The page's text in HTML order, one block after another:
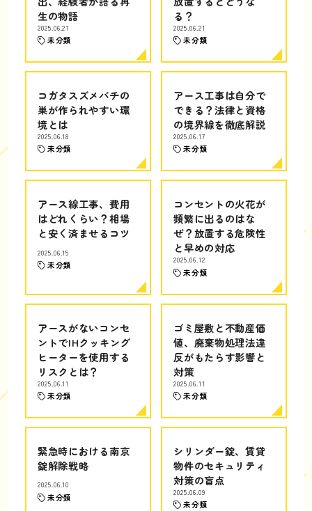
生の物語
2025.06.21
未分類
る？
2025.06.21
未分類
コガタスズメバチの
巣が作られやすい環
境とは
2025.06.18
未分類
アース工事は自分で
できる？法律と資格
の境界線を徹底解説
2025.06.17
未分類
アース線工事、費用
はどれくらい？相場
と安く済ませるコツ
2025.06.15
未分類
コンセントの火花が
頻繁に出るのはな
ぜ？放置する危険性
と早めの対応
2025.06.12
未分類
アースがないコンセ
ントでIHクッキング
ヒーターを使用する
リスクとは？
2025.06.11
未分類
ゴミ屋敷と不動産価
値、廃棄物処理法違
反がもたらす影響と
対策
2025.06.11
未分類
緊急時における南京
錠解除戦略
2025.06.10
未分類
シリンダー錠、賃貸
物件のセキュリティ
対策の盲点
2025.06.09
未分類